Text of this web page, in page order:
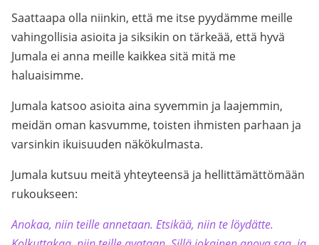
Saattaapa olla niinkin, että me itse pyydämme meille
vahingollisia asioita ja siksikin on tärkeää, että hyvä
Jumala ei anna meille kaikkea sitä mitä me
haluaisimme.
Jumala katsoo asioita aina syvemmin ja laajemmin,
meidän oman kasvumme, toisten ihmisten parhaan ja
varsinkin ikuisuuden näkökulmasta.
Jumala kutsuu meitä yhteyteensä ja hellittämättömään
rukoukseen:
Anokaa, niin teille annetaan. Etsikää, niin te löydätte.